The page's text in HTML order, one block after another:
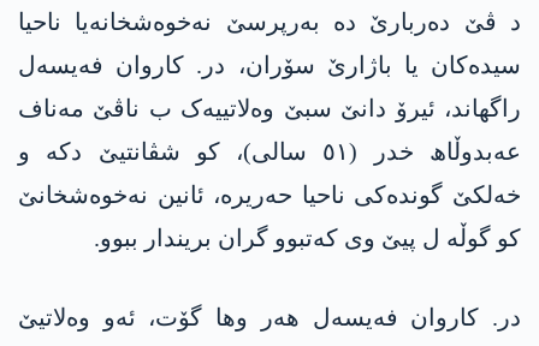
د ڤێ دەربارێ دە بەرپرسێ نەخوەشخانەیا ناحیا
سیدەکان یا باژارێ سۆران، در. کاروان فەیسەل
راگھاند، ئیرۆ دانێ سبێ وەلاتییەک ب ناڤێ مەناف
عەبدوڵاھ خدر (٥١ سالی)، کو شڤانتیێ دکە و
خەلکێ گوندەکی ناحیا حەریرە، ئانین نەخوەشخانێ
کو گوڵە ل پیێ وی کەتبوو گران بریندار ببوو.
در. کاروان فەیسەل ھەر وھا گۆت، ئەو وەلاتیێ